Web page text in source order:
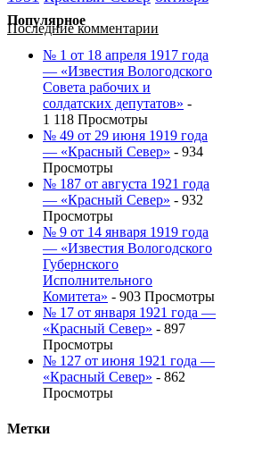
Последние комментарии
Популярное
№ 1 от 18 апреля 1917 года
— «Известия Вологодского
Совета рабочих и
солдатских депутатов» -
1 118 Просмотры
№ 49 от 29 июня 1919 года
— «Красный Север» - 934
Просмотры
№ 187 от августа 1921 года
— «Красный Север» - 932
Просмотры
№ 9 от 14 января 1919 года
— «Известия Вологодского
Губернского
Исполнительного
Комитета» - 903 Просмотры
№ 17 от января 1921 года —
«Красный Север» - 897
Просмотры
№ 127 от июня 1921 года —
«Красный Север» - 862
Просмотры
Метки